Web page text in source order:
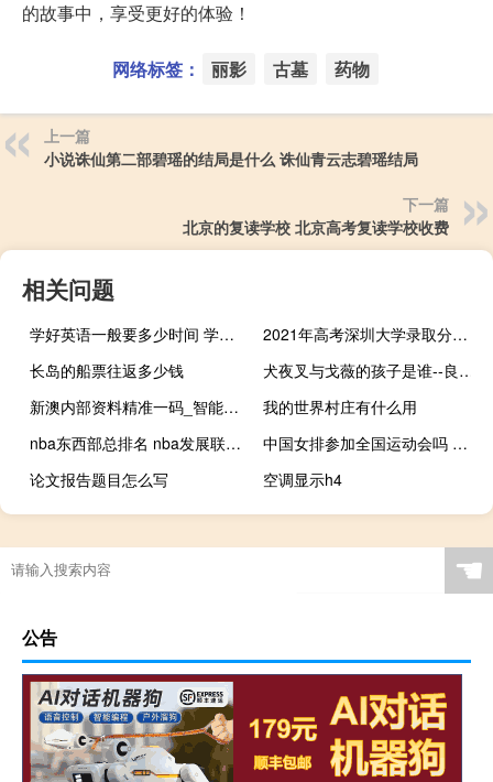
的故事中，享受更好的体验！
网络标签： 丽影 古墓 药物
上一篇
小说诛仙第二部碧瑶的结局是什么 诛仙青云志碧瑶结局
下一篇
北京的复读学校 北京高考复读学校收费
相关问题
学好英语一般要多少时间 学习英语需要多少钱
2021年高考深圳大学录取分数线 深圳大学历年录取分数线
长岛的船票往返多少钱
犬夜叉与戈薇的孩子是谁--良心企业，值得支持--网页版v245.442
新澳内部资料精准一码_智能AI深度解析_百度大脑版A12.26.92
我的世界村庄有什么用
nba东西部总排名 nba发展联盟球队排名
中国女排参加全国运动会吗 中国女排参加重要活动
论文报告题目怎么写
空调显示h4
☚
公告